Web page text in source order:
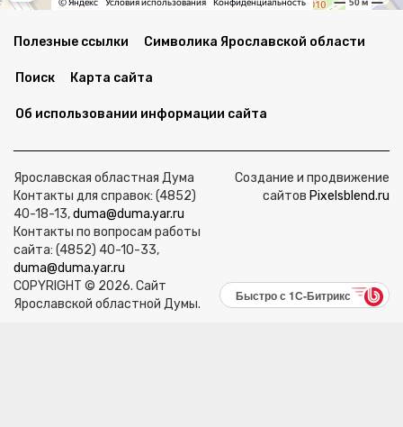
Полезные ссылки Символика Ярославской области
Поиск Карта сайта
Об использовании информации сайта
Ярославская областная Дума
Контакты для справок: (4852)
40-18-13,duma@duma.yar.ru
Контакты по вопросам работы
сайта: (4852) 40-10-33,
duma@duma.yar.ru
COPYRIGHT © 2026. Сайт
Ярославской областной Думы.
Создание и продвижение
сайтов Pixelsblend.ru
Быстро с 1С-Битрикс